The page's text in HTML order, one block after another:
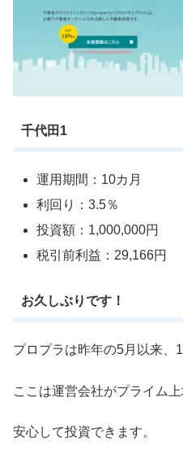
千代田1
運用期間：10カ月
利回り：3.5％
投資額：1,000,000円
税引前利益：29,166円
お久しぶりです！
プロプラは昨年の5月以来、
ここは運営会社がプライム上
安心して投資できます。